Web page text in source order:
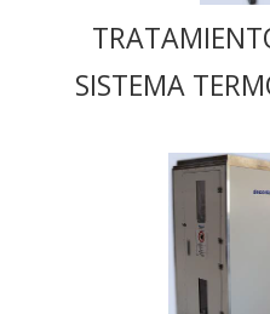
SISTEMA